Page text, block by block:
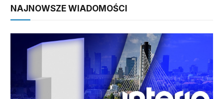
NAJNOWSZE WIADOMOŚCI